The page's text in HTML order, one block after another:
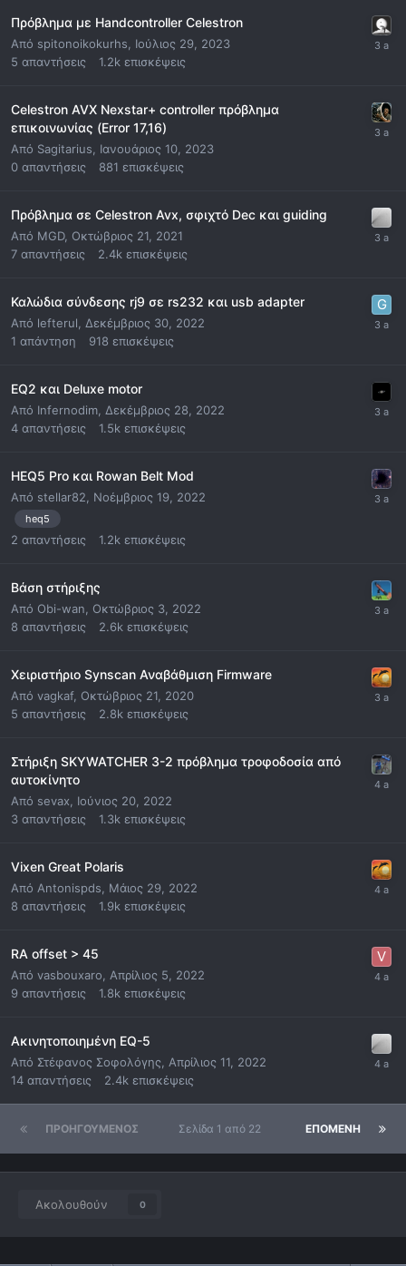
Πρόβλημα με Handcontroller Celestron
Από spitonoikokurhs
Ιούλιος 29, 2023
5 απαντήσεις 1.2k επισκέψεις
Celestron AVX Nexstar+ controller πρόβλημα
επικοινωνίας (Error 17,16)
Από Sagitarius
Ιανουάριος 10, 2023
0 απαντήσεις 881 επισκέψεις
Πρόβλημα σε Celestron Avx, σφιχτό Dec και guiding
Από MGD, Οκτώβριος 21, 2021
7 απαντήσεις 2.4k επισκέψεις
Καλώδια σύνδεσης rj9 σε rs232 και usb adapter
Από lefterul
Δεκέμβριος 30, 2022
1 απάντηση 918 επισκέψεις
EQ2 και Deluxe motor
Από Infernodim Δεκέμβριος 28, 2022
4 απαντήσεις 1.5k επισκέψεις
HEQ5 Pro και Rowan Belt Mod
Από stellar82 Νοέμβριος 19, 2022
heq5
2 απαντήσεις 1.2k επισκέψεις
Βάση στήριξης
Από Obi-wan
Οκτώβριος 3, 2022
8 απαντήσεις 2.6k επισκέψεις
Χειριστήριο Synscan Αναβάθμιση Firmware
Από vagkaf, Οκτώβριος 21, 2020
5 απαντήσεις 2.8k επισκέψεις
Στήριξη SKYWATCHER 3-2 πρόβλημα τροφοδοσία από
αυτοκίνητο
Από sevax
Ιούνιος 20, 2022
3 απαντήσεις 1.3k επισκέψεις
Vixen Great Polaris
Από Antonispds
Μάιος 29, 2022
8 απαντήσεις 1.9k επισκέψεις
RA offset > 45
Από vasbouxaro
Απρίλιος 5, 2022
9 απαντήσεις 1.8k επισκέψεις
Ακινητοποιημένη EQ-5
Από Στέφανος Σοφολόγης
Απρίλιος 11, 2022
14 απαντήσεις 2.4k επισκέψεις
ΠΡΟΗΓΟΎΜΕΝΟΣ ΕΠΌΜΕΝΗ
Σελίδα 1 από 22
Ακολουθούν 0